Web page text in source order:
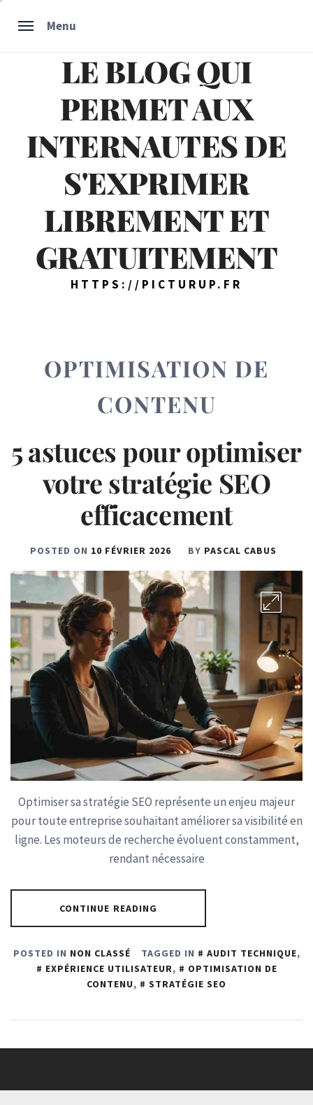
Menu
LE BLOG QUI
PERMET AUX
INTERNAUTES DE
S'EXPRIMER
LIBREMENT ET
GRATUITEMENT
HTTPS://PICTURUP.FR
OPTIMISATION DE
CONTENU
5 astuces pour optimiser
votre stratégie SEO
efficacement
POSTED ON 10 FÉVRIER 2026 BY PASCAL CABUS
Optimiser sa stratégie SEO représente un enjeu majeur
pour toute entreprise souhaitant améliorer sa visibilité en
ligne. Les moteurs de recherche évoluent constamment,
rendant nécessaire
CONTINUE READING
POSTED IN NON CLASSÉ TAGGED IN AUDIT TECHNIQUE,
EXPÉRIENCE UTILISATEUR,
OPTIMISATION DE
CONTENU, STRATÉGIE SEO